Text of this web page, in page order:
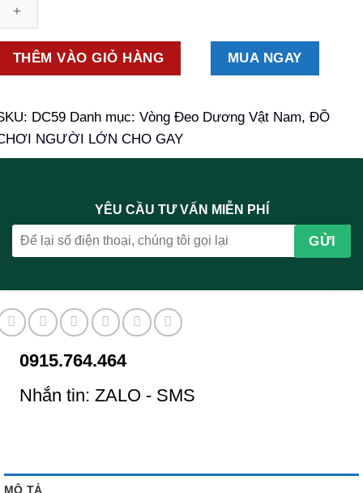
THÊM VÀO GIỎ HÀNG MUA NGAY
DC59 Danh mục: Vòng Đeo Dương Vật Nam, ĐỒ
NGƯỜI LỚN CHO GAY
YÊU CẦU TƯ VẤN MIỄN PHÍ
0915.764.464
Nhắn tin: ZALO - SMS
MÔ TẢ